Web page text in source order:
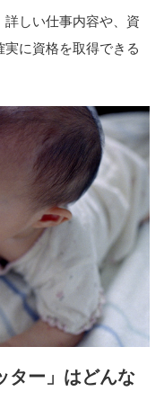
しい仕事内容や、資
に資格を取得できる
ター」はどんな